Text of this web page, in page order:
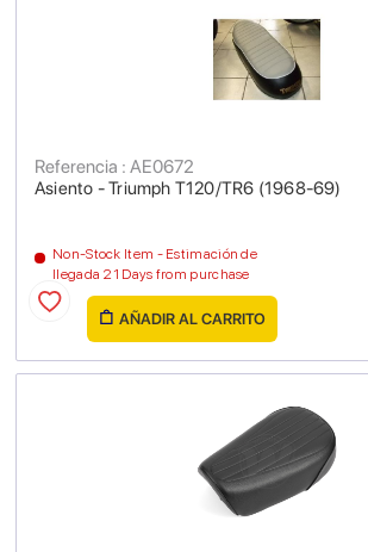
Asiento - Triumph T120/TR6 (1968-69)
Referencia : AE0672
Non-Stock Item - Estimación de
llegada 21 Days from purchase
AÑADIR AL CARRITO